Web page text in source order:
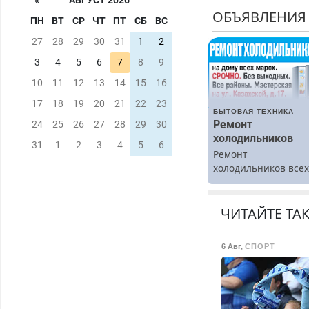
ОБЪЯВЛЕНИЯ
БЫТОВАЯ ТЕХНИКА
Ремонт
холодильников
Ремонт
холодильников всех
марок на дому.
ЧИТАЙТЕ
6 Авг,СПОРТ
ПН
ВТ СР ЧТ ПТ СБ
ВС
27
28 29 30 31 1
2
3
4 5 6 7 8
9
10
11 12 13 14 15
16
17
18 19 20 21 22
23
24
25 26 27 28 29
30
31
1 2 3 4 5 6